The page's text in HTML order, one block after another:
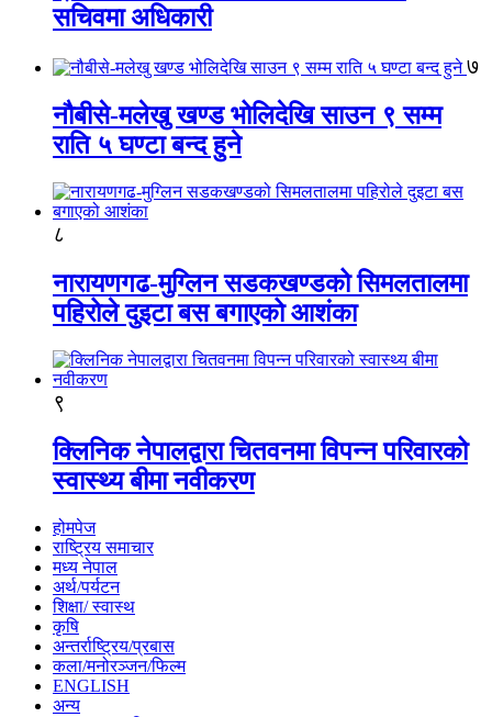
सचिवमा अधिकारी
७
नौबीसे-मलेखु खण्ड भोलिदेखि साउन ९ सम्म
राति ५ घण्टा बन्द हुने
८
नारायणगढ-मुग्लिन सडकखण्डको सिमलतालमा
पहिरोले दुइटा बस बगाएको आशंका
९
क्लिनिक नेपालद्वारा चितवनमा विपन्न परिवारको
स्वास्थ्य बीमा नवीकरण
होमपेज
राष्ट्रिय समाचार
मध्य नेपाल
अर्थ/पर्यटन
शिक्षा/ स्वास्थ
कृषि
अन्तर्राष्ट्रिय/प्रबास
कला/मनोरञ्जन/फिल्म
ENGLISH
अन्य